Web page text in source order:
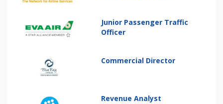
Junior Passenger Traffic
Officer
Commercial Director
Revenue Analyst